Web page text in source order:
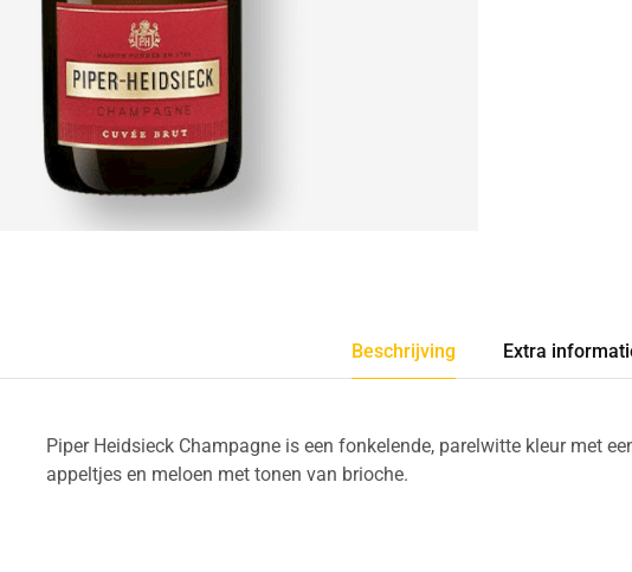
Beschrijving Extra
Piper Heidsieck Champagne is een fonkelende, parelwitte kleur met
appeltjes en meloen met tonen van brioche.